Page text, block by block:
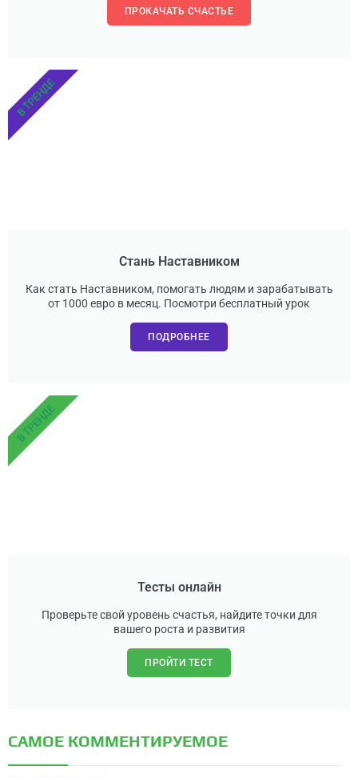
ПРОКАЧАТЬ СЧАСТЬЕ
Стань Наставником
Как стать Наставником, помогать людям и зарабатывать
от 1000 евро в месяц. Посмотри бесплатный урок
ПОДРОБНЕЕ
В ТРЕНДЕ
Тесты онлайн
Проверьте свой уровень счастья, найдите точки для
вашего роста и развития
ПРОЙТИ ТЕСТ
В ТРЕНДЕ
САМОЕ КОММЕНТИРУЕМОЕ